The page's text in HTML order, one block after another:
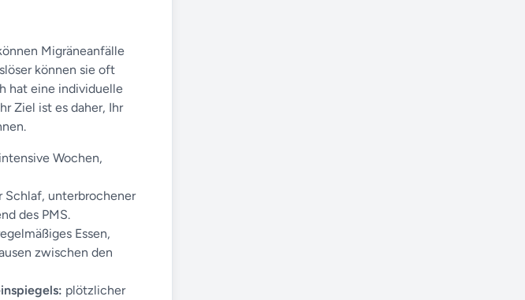
Migräneanfälle
können sie oft
hat eine individuelle
Ziel ist es daher, Ihr
intensive Wochen,
Schlaf, unterbrochener
des PMS.
Essen,
zwischen den
plötzlicher